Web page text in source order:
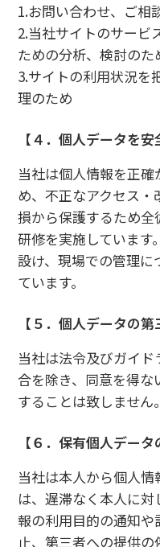
1.お問い合わせ、ご相
2.当社サイトのサービ
ための分析、検討のた
3.サイトの利用状況を
理のため
【４．個人データを
当社は個人情報を正
め、不正なアクセス
損から保護するため
研修を実施しています
設け、現場での管理に
ています。
【５．個人データの第
当社は法令及びガイ
合を除き、同意を得
することは致しません。
【６．保有個人データ
当社は本人から個人
は、遅滞なく本人に
報の利用目的の通知
止、第三者への提供